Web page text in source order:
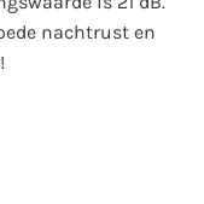
nachtrust en